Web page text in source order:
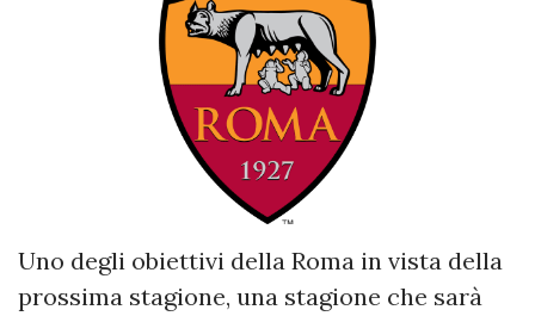
Uno degli obiettivi della Roma in vista della
prossima stagione, una stagione che sarà